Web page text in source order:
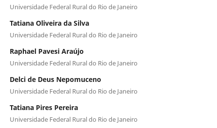
Universidade Federal Rural do Rio de Janeiro
Tatiana Oliveira da Silva
Universidade Federal Rural do Rio de Janeiro
Raphael Pavesi Araújo
Universidade Federal Rural do Rio de Janeiro
Delci de Deus Nepomuceno
Universidade Federal Rural do Rio de Janeiro
Tatiana Pires Pereira
Universidade Federal Rural do Rio de Janeiro